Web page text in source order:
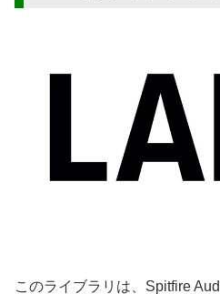
このライブラリは、Spitfire